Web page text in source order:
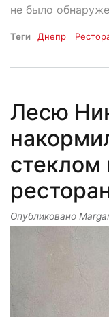
не было
Теги Днепр
Лесю
стеклом
Опубликовано